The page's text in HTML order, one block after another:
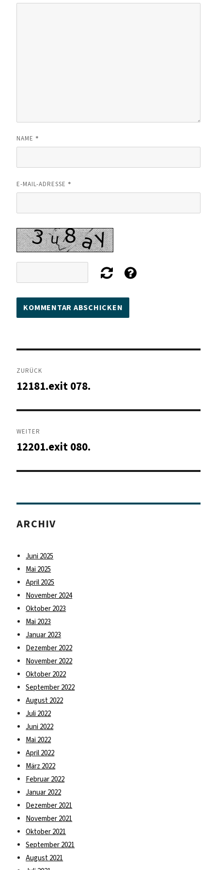
NAME *
E-MAIL-ADRESSE *
Beitragsnavigation
ZURÜCK
Vorheriger
12181.exit 078.
WEITER
Nächster
12201.exit 080.
ARCHIV
Juni 2025
Mai 2025
April 2025
November 2024
Oktober 2023
Mai 2023
Januar 2023
Dezember 2022
November 2022
Oktober 2022
September 2022
August 2022
Juli 2022
Juni 2022
Mai 2022
April 2022
März 2022
Februar 2022
Januar 2022
Dezember 2021
November 2021
Oktober 2021
September 2021
August 2021